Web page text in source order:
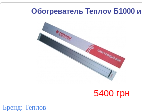
Обогреватель Теплоv Б1000
5400 грн
Бренд: Теплов